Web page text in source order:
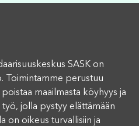
SASK on
Toimintamme perustuu
maailmasta köyhyys ja
jolla pystyy elättämään
on oikeus turvallisiin ja